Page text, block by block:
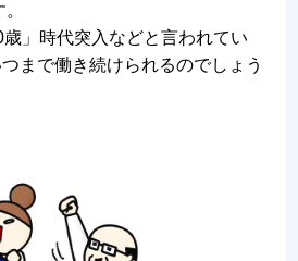
」時代突入などと言われてい
まで働き続けられるのでしょう